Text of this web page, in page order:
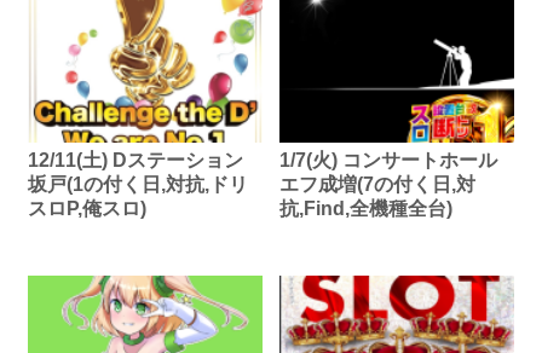
12/11(土) Dステーション
坂戸(1の付く日,対抗,ドリ
スロP,俺スロ)
1/7(火) コンサートホール
エフ成増(7の付く日,対
抗,Find,全機種全台)